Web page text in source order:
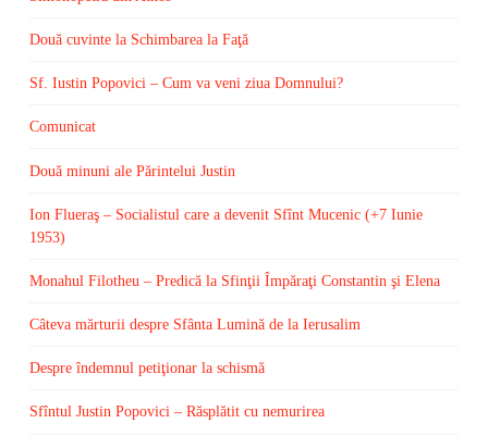
Două cuvinte la Schimbarea la Faţă
Sf. Iustin Popovici – Cum va veni ziua Domnului?
Comunicat
Două minuni ale Părintelui Justin
Ion Flueraş – Socialistul care a devenit Sfînt Mucenic (+7 Iunie
1953)
Monahul Filotheu – Predică la Sfinţii Împăraţi Constantin şi Elena
Câteva mărturii despre Sfânta Lumină de la Ierusalim
Despre îndemnul petiţionar la schismă
Sfîntul Justin Popovici – Răsplătit cu nemurirea